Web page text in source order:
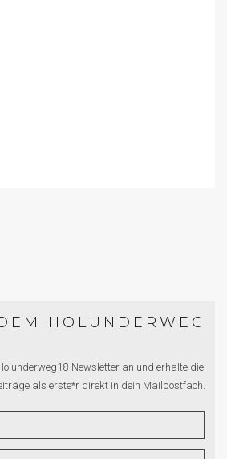
HOLUNDERWEG
Newsletter an und erhalte die
als erste*r direkt in dein Mailpostfach.